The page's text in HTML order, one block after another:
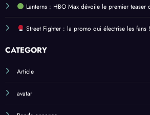
Lanterns : HBO Max dévoile le premier teaser
Street Fighter : la promo qui électrise les fans !
CATEGORY
Article
avatar